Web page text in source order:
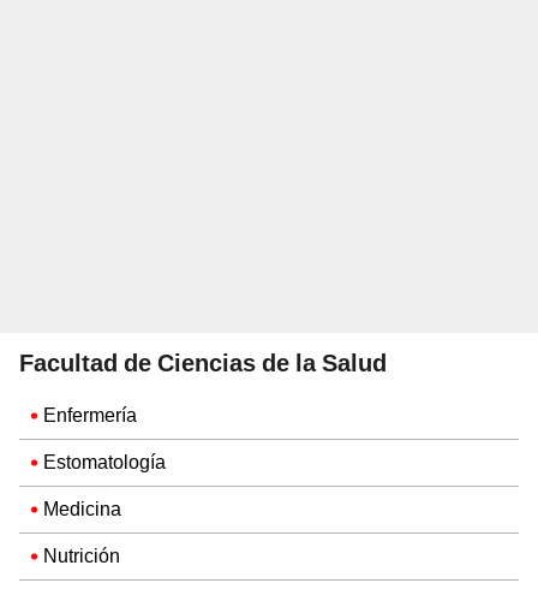
Facultad de Ciencias de la Salud
Enfermería
Estomatología
Medicina
Nutrición